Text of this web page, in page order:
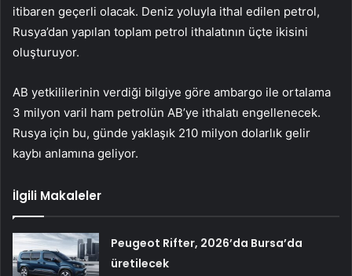
itibaren geçerli olacak. Deniz yoluyla ithal edilen petrol,
Rusya’dan yapılan toplam petrol ithalatının üçte ikisini
oluşturuyor.
AB yetkililerinin verdiği bilgiye göre ambargo ile ortalama
3 milyon varil ham petrolün AB’ye ithalatı engellenecek.
Rusya için bu, günde yaklaşık 210 milyon dolarlık gelir
kaybı anlamına geliyor.
İlgili Makaleler
Peugeot Rifter, 2026’da Bursa’da
üretilecek